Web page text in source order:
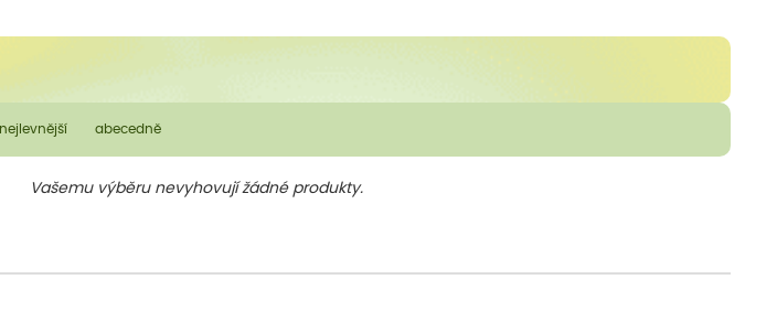
nejlevnější abecedně
Vašemu výběru nevyhovují žádné produkty.